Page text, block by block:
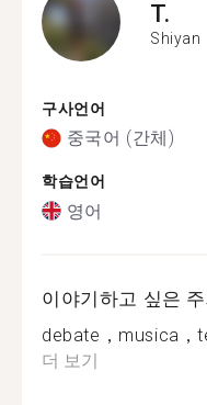
T.
Shiyan
구사언어
중국어 (간체)
학습언어
영어
이야기하고 싶은
debate，musica，
더 보기